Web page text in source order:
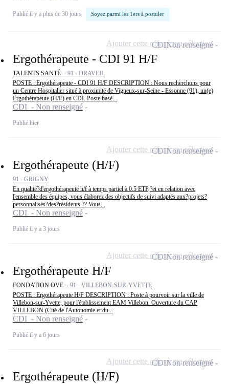
Publié il y a plus de 30 jours Soyez parmi les 1ers à postuler
Ergothérapeute - CDI 91 H/F
TALENTS SANTÉ - 91 - DRAVEIL
POSTE : Ergothérapeute - CDI 91 H/F DESCRIPTION : Nous recherchons pour
un Centre Hospitalier situé à proximité de Vigneux-sur-Seine - Essonne (91), un(e)
Ergothérapeute (H/F) en CDI. Poste basé...
CDI - Non renseigné
Publié hier
CDINon renseigné
Ajouter cette offre à ma sélection
Ergothérapeute (H/F)
91 - GRIGNY
En qualité?d'ergothérapeute h/f à temps partiel à 0.5 ETP,?et en relation avec
l'ensemble des équipes, vous élaborez des objectifs de suivi adaptés aux?projets?
personnalisés?des?résidents.?? Vous...
CDI - Non renseigné
Publié il y a 3 jours
CDINon renseigné
Ajouter cette offre à ma sélection
Ergothérapeute H/F
FONDATION OVE - 91 - VILLEBON-SUR-YVETTE
POSTE : Ergothérapeute H/F DESCRIPTION : Poste à pourvoir sur la ville de
Villebon-sur-Yvette, pour l'établissement EAM Villebon. Ouverture du CAP
VILLEBON (Cité de l'Autonomie et du...
CDI - Non renseigné
Publié il y a 6 jours
CDINon renseigné
Ajouter cette offre à ma sélection
Ergothérapeute (H/F)
CDINon renseigné
Ajouter cette offre à ma sélection